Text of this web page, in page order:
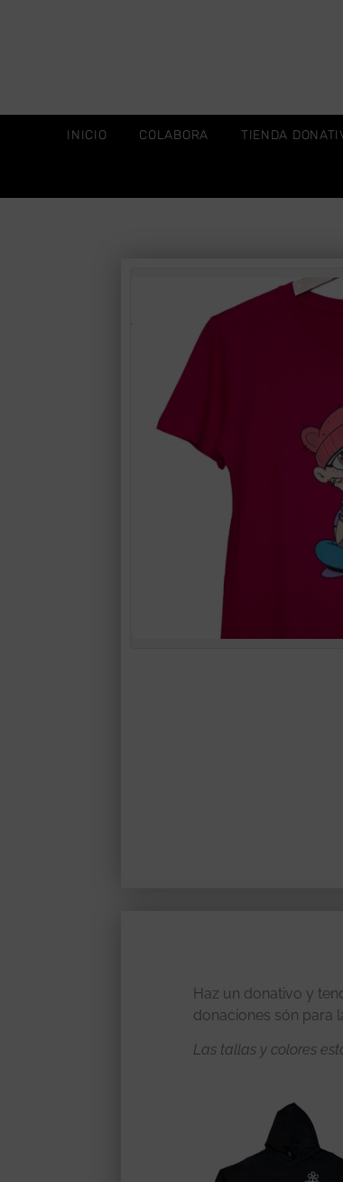
INICIO COLABORA TIENDA
Haz un donativo y
donaciones són para
Las tallas y colores